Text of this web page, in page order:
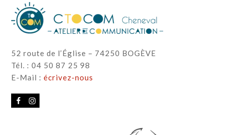
52 route de l’Église – 74250 BOGÈVE
Tél. : 04 50 87 25 98
E-Mail :écrivez-nous
FacebookInstagram